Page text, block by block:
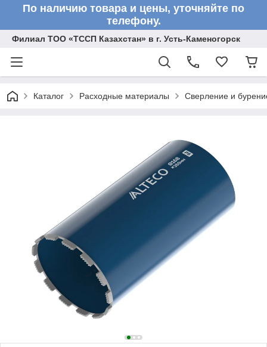
По наличию товара и цены, уточняйте по
телефону.
Филиал ТОО «ТССП Казахстан» в г. Усть-Каменогорск
Каталог Расходные материалы Сверление и